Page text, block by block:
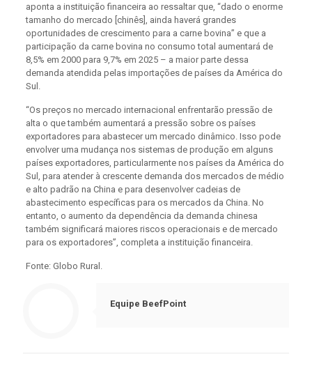
aponta a instituição financeira ao ressaltar que, “dado o enorme
tamanho do mercado [chinês], ainda haverá grandes
oportunidades de crescimento para a carne bovina” e que a
participação da carne bovina no consumo total aumentará de
8,5% em 2000 para 9,7% em 2025 – a maior parte dessa
demanda atendida pelas importações de países da América do
Sul.
“Os preços no mercado internacional enfrentarão pressão de
alta o que também aumentará a pressão sobre os países
exportadores para abastecer um mercado dinâmico. Isso pode
envolver uma mudança nos sistemas de produção em alguns
países exportadores, particularmente nos países da América do
Sul, para atender à crescente demanda dos mercados de médio
e alto padrão na China e para desenvolver cadeias de
abastecimento específicas para os mercados da China. No
entanto, o aumento da dependência da demanda chinesa
também significará maiores riscos operacionais e de mercado
para os exportadores”, completa a instituição financeira.
Fonte: Globo Rural.
Equipe BeefPoint